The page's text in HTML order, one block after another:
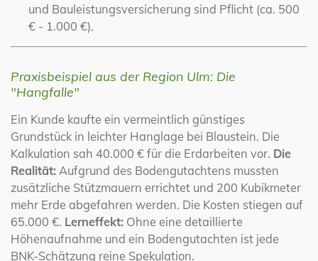
und Bauleistungsversicherung sind Pflicht (ca. 500
€ - 1.000 €).
Praxisbeispiel aus der Region Ulm: Die
"Hangfalle"
Ein Kunde kaufte ein vermeintlich günstiges
Grundstück in leichter Hanglage bei Blaustein. Die
Kalkulation sah 40.000 € für die Erdarbeiten vor. Die
Realität: Aufgrund des Bodengutachtens mussten
zusätzliche Stützmauern errichtet und 200 Kubikmeter
mehr Erde abgefahren werden. Die Kosten stiegen auf
65.000 €. Lerneffekt: Ohne eine detaillierte
Höhenaufnahme und ein Bodengutachten ist jede
BNK-Schätzung reine Spekulation.